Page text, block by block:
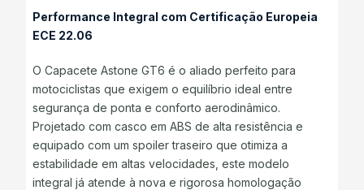
Performance Integral com Certificação Europeia
ECE 22.06
O Capacete Astone GT6 é o aliado perfeito para
motociclistas que exigem o equilíbrio ideal entre
segurança de ponta e conforto aerodinâmico.
Projetado com casco em ABS de alta resistência e
equipado com um spoiler traseiro que otimiza a
estabilidade em altas velocidades, este modelo
integral já atende à nova e rigorosa homologação